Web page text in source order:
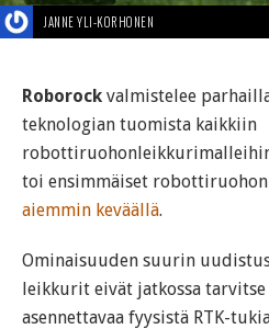
JANNE YLI-KORHONEN
Roborock valmistelee
teknologian tuomista kaikkiin
toi ensimmäiset
aiemmin keväällä.
Ominaisuuden suurin
leikkurit eivät jatkossa tarvitse
asennettavaa fyysistä RTK-